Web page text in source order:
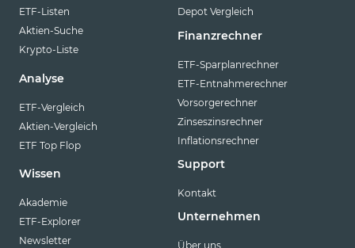
ETF-Listen
Aktien-Suche
Krypto-Liste
Analyse
ETF-Vergleich
Aktien-Vergleich
ETF Top Flop
Wissen
Akademie
ETF-Explorer
Newsletter
Depot Vergleich
Finanzrechner
ETF-Sparplanrechner
ETF-Entnahmerechner
Vorsorgerechner
Zinseszinsrechner
Inflationsrechner
Support
Kontakt
Unternehmen
Über uns